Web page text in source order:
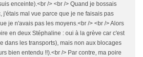
enceinte).<br /> <br /> Quand je bossais
j'étais mal vue parce que je ne faisais pas
je n'avais pas les moyens.<br /> <br /> Alors
en deux Stéphaline : oui à la grève car c'est
dans les transports), mais non aux blocages
bien entendu !!).<br /> Par contre, ma poire